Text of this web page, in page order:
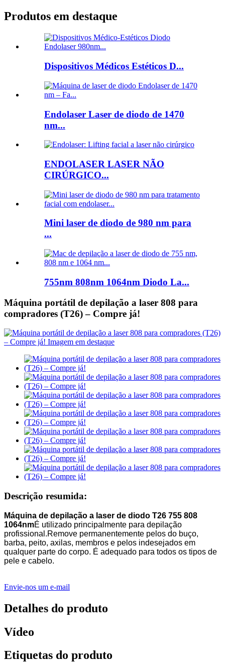
Produtos em destaque
Dispositivos Médicos Estéticos D...
Endolaser Laser de diodo de 1470
nm...
ENDOLASER LASER NÃO
CIRÚRGICO...
Mini laser de diodo de 980 nm para
...
755nm 808nm 1064nm Diodo La...
Máquina portátil de depilação a laser 808 para
compradores (T26) – Compre já!
Descrição resumida:
Máquina de depilação a laser de diodo T26 755 808
1064nmÉ utilizado principalmente para depilação
profissional.Remove permanentemente pelos do buço,
barba, peito, axilas, membros e pelos indesejados em
qualquer parte do corpo. É adequado para todos os tipos de
pele e cabelo.
Envie-nos um e-mail
Detalhes do produto
Vídeo
Etiquetas do produto